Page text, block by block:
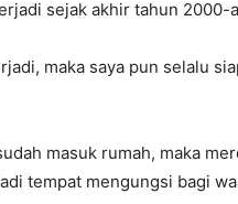
sejak akhir tahun 2000-
maka saya pun selalu
masuk rumah, maka
tempat mengungsi bagi